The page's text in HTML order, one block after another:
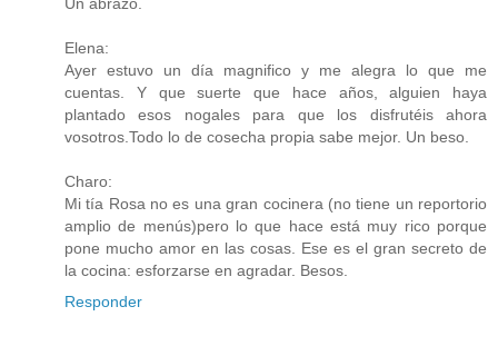
Elena:
Ayer estuvo un día magnifico y me alegra lo que me
cuentas. Y que suerte que hace años, alguien haya
plantado esos nogales para que los disfrutéis ahora
vosotros.Todo lo de cosecha propia sabe mejor. Un beso.
Charo:
Mi tía Rosa no es una gran cocinera (no tiene un reportorio
amplio de menús)pero lo que hace está muy rico porque
pone mucho amor en las cosas. Ese es el gran secreto de
la cocina: esforzarse en agradar. Besos.
Responder